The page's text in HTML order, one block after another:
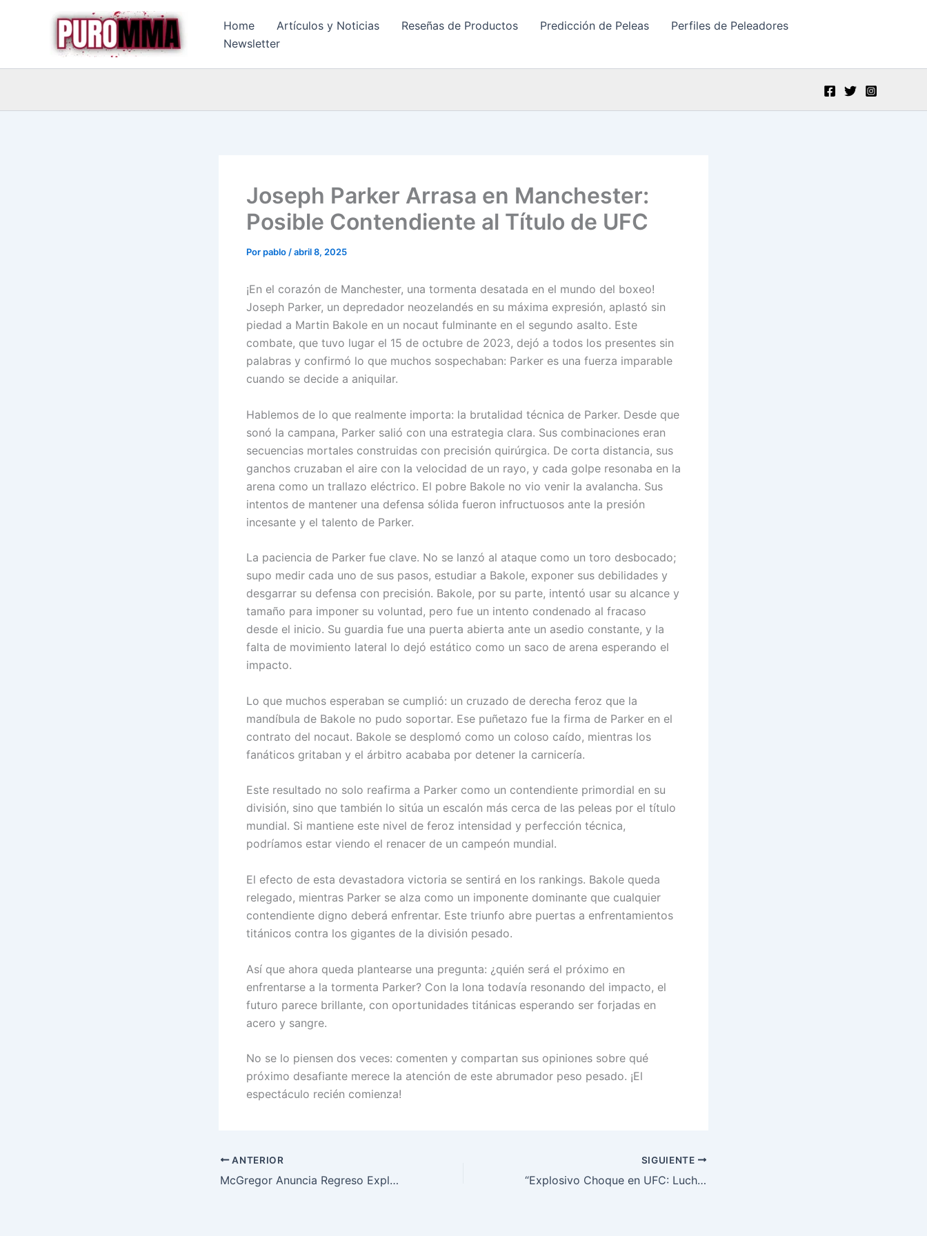
Home Artículos y Noticias Reseñas de Productos Predicción de Peleas
Perfiles de Peleadores
Newsletter
Joseph Parker Arrasa en Manchester:
Posible Contendiente al Título de UFC
Porpablo /abril 8, 2025
¡En el corazón de Manchester, una tormenta desatada en el mundo del boxeo!
Joseph Parker, un depredador neozelandés en su máxima expresión, aplastó sin
piedad a Martin Bakole en un nocaut fulminante en el segundo asalto. Este
combate, que tuvo lugar el 15 de octubre de 2023, dejó a todos los presentes sin
palabras y confirmó lo que muchos sospechaban: Parker es una fuerza imparable
cuando se decide a aniquilar.
Hablemos de lo que realmente importa: la brutalidad técnica de Parker. Desde que
sonó la campana, Parker salió con una estrategia clara. Sus combinaciones eran
secuencias mortales construidas con precisión quirúrgica. De corta distancia, sus
ganchos cruzaban el aire con la velocidad de un rayo, y cada golpe resonaba en la
arena como un trallazo eléctrico. El pobre Bakole no vio venir la avalancha. Sus
intentos de mantener una defensa sólida fueron infructuosos ante la presión
incesante y el talento de Parker.
La paciencia de Parker fue clave. No se lanzó al ataque como un toro desbocado;
supo medir cada uno de sus pasos, estudiar a Bakole, exponer sus debilidades y
desgarrar su defensa con precisión. Bakole, por su parte, intentó usar su alcance y
tamaño para imponer su voluntad, pero fue un intento condenado al fracaso
desde el inicio. Su guardia fue una puerta abierta ante un asedio constante, y la
falta de movimiento lateral lo dejó estático como un saco de arena esperando el
impacto.
Lo que muchos esperaban se cumplió: un cruzado de derecha feroz que la
mandíbula de Bakole no pudo soportar. Ese puñetazo fue la firma de Parker en el
contrato del nocaut. Bakole se desplomó como un coloso caído, mientras los
fanáticos gritaban y el árbitro acababa por detener la carnicería.
Este resultado no solo reafirma a Parker como un contendiente primordial en su
división, sino que también lo sitúa un escalón más cerca de las peleas por el título
mundial. Si mantiene este nivel de feroz intensidad y perfección técnica,
podríamos estar viendo el renacer de un campeón mundial.
El efecto de esta devastadora victoria se sentirá en los rankings. Bakole queda
relegado, mientras Parker se alza como un imponente dominante que cualquier
contendiente digno deberá enfrentar. Este triunfo abre puertas a enfrentamientos
titánicos contra los gigantes de la división pesado.
Así que ahora queda plantearse una pregunta: ¿quién será el próximo en
enfrentarse a la tormenta Parker? Con la lona todavía resonando del impacto, el
futuro parece brillante, con oportunidades titánicas esperando ser forjadas en
acero y sangre.
No se lo piensen dos veces: comenten y compartan sus opiniones sobre qué
próximo desafiante merece la atención de este abrumador peso pesado. ¡El
espectáculo recién comienza!
ANTERIOR
McGregor Anuncia Regreso Explosivo al Octágono de UFC
SIGUIENTE
“Explosivo Choque en UFC: Luchadores Estelares Listos para Hacer Historia”